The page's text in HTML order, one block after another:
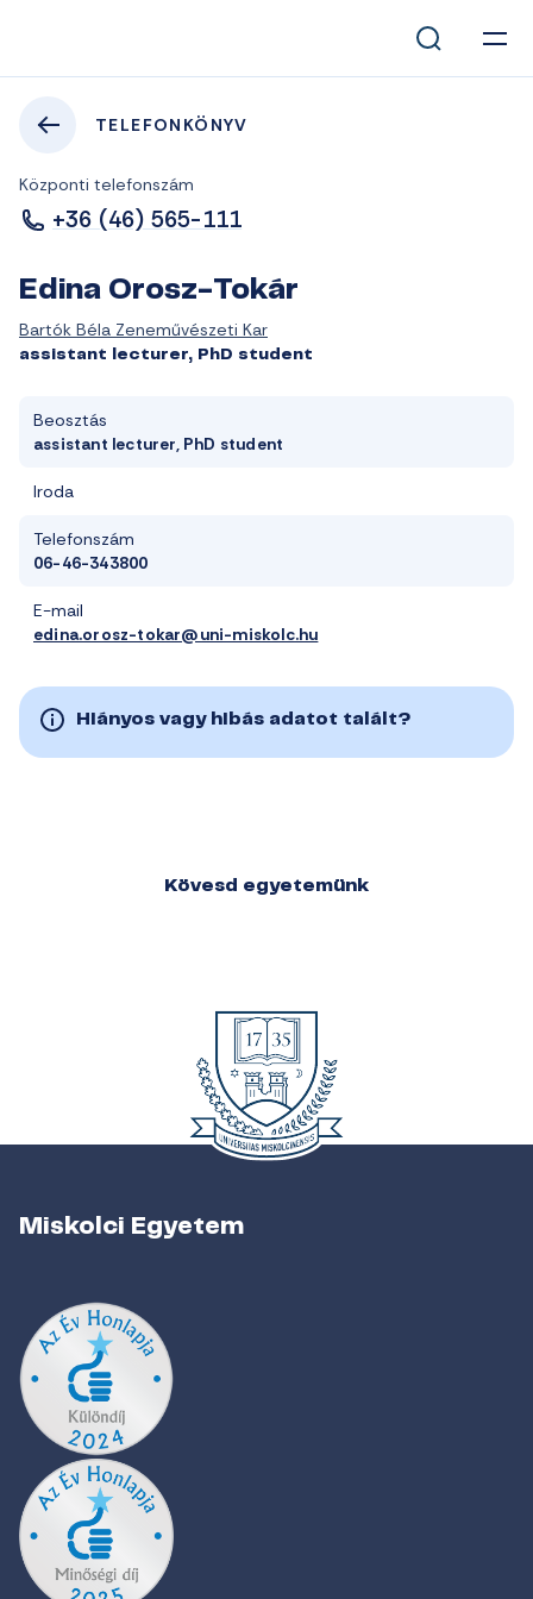
TELEFONKÖNYV
Központi telefonszám
+36 (46) 565-111
Edina Orosz-Tokár
Bartók Béla Zeneművészeti Kar
assistant lecturer, PhD student
Beosztás
assistant lecturer, PhD student
Iroda
Telefonszám
06-46-343800
E-mail
edina.orosz-tokar@uni-miskolc.hu
Hiányos vagy hibás adatot talált?
Kövesd egyetemünk
Miskolci Egyetem